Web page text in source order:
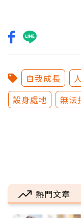
自我成長
設身處地
無法
熱門文章